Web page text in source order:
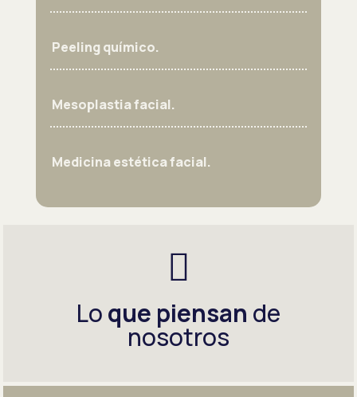
Peeling químico.
Mesoplastia facial.
Medicina estética facial.

Loque piensan de
nosotros